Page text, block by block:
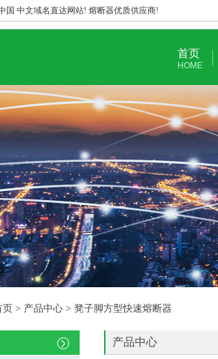
国 中文域名直达网站! 熔断器优质供应商!
首页
HOME
> 产品中心 > 凳子脚方型快速熔断器
产品中心